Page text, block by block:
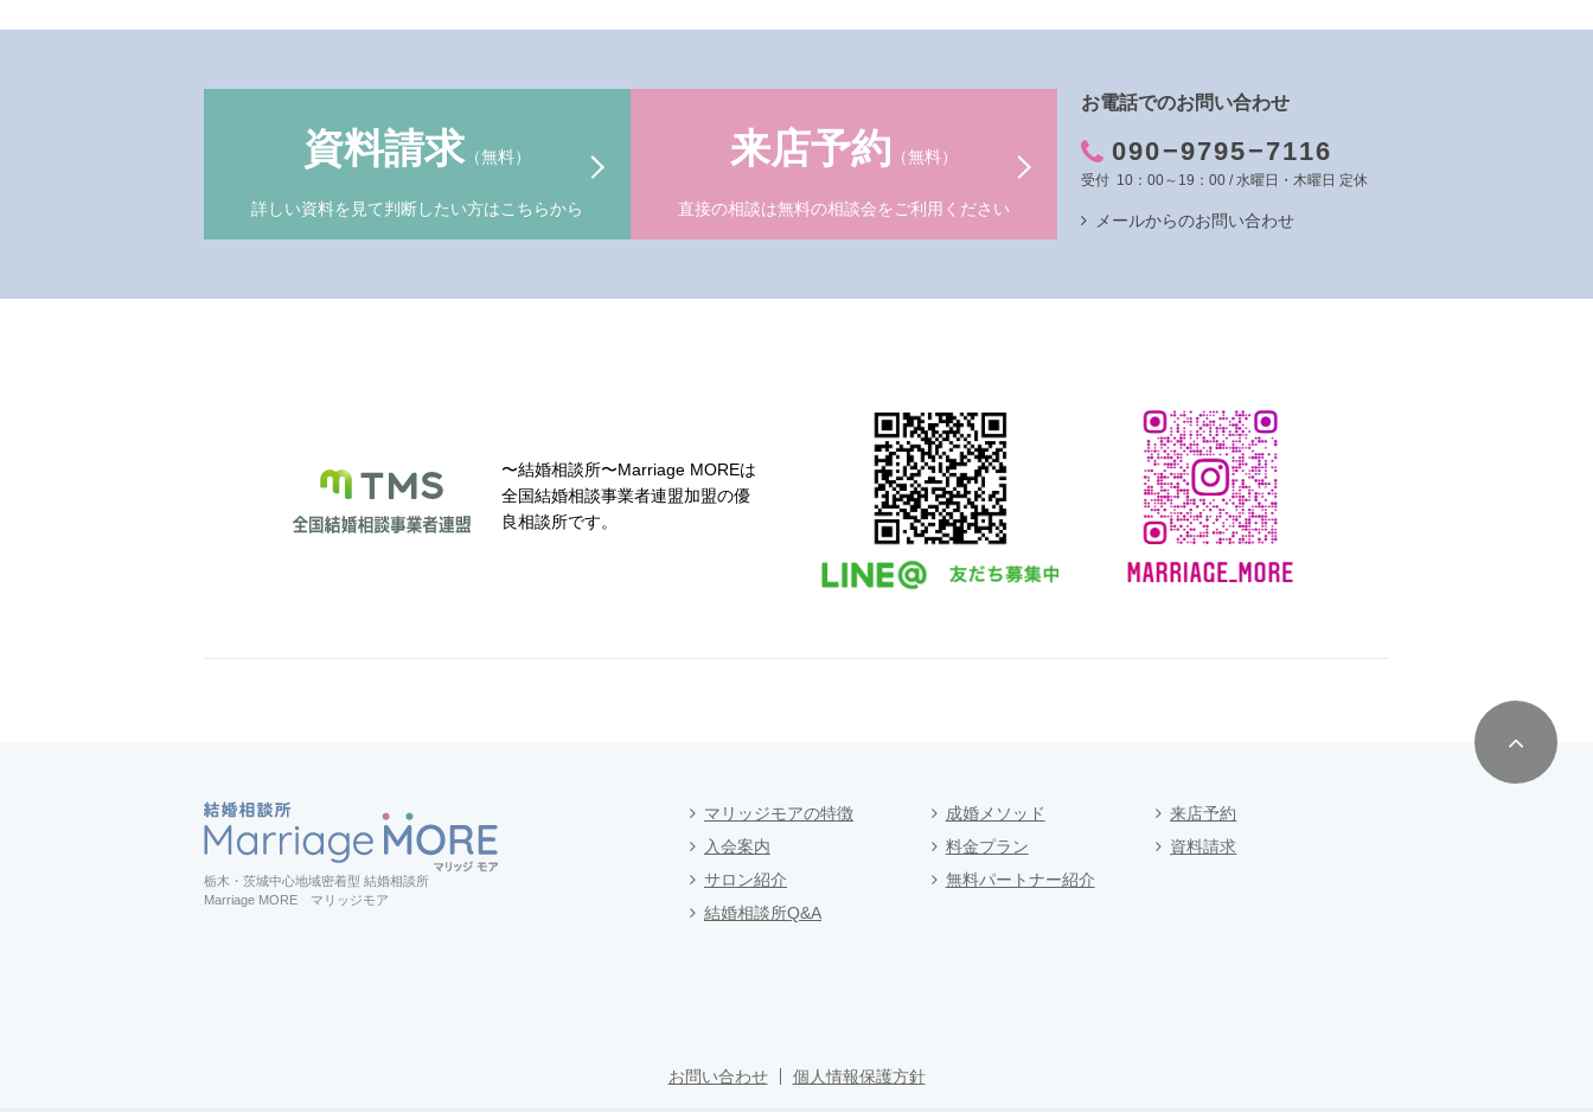
資料請求（無料）
詳しい資料を見て判断したい方はこちらから
来店予約 （無料）
直接の相談は無料の相談会をご利用ください
お電話でのお問い合わせ
090−9795−7116
10：00～19：00 / 水曜日・木曜日 定休
メールからのお問い合わせ
〜結婚相談所〜Marriage MOREは
全国結婚相談事業者連盟加盟の優
良相談所です。
栃木・茨城中心地域密着型 結婚相談所
Marriage MORE マリッジモア
マリッジモアの特徴
入会案内
サロン紹介
結婚相談所Q&A
成婚メソッド
料金プラン
無料パートナー紹介
来店予約
資料請求
お問い合わせ 個人情報保護方針